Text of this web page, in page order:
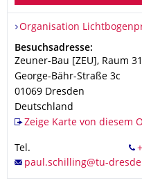
Organisationsname
Organisation
Organisation
Adresse
Besuchsadresse:
Zeuner-Bau [ZEU], Raum
George-Bähr-Straße 3c
01069 Dresden
Deutschland
Zeige Karte von diesem
Tel.